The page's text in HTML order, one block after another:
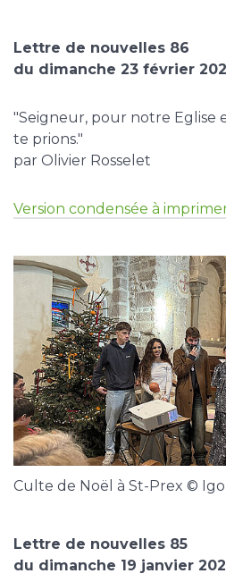
Lettre de nouvelles 86
du dimanche 23 février
"Seigneur, pour notre Eglise
te prions."
par Olivier Rosselet
Version condensée à
Culte de Noël à St-Prex ©
Lettre de nouvelles 85
du dimanche 19 janvier